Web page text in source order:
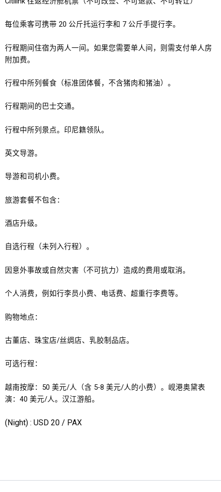
每位乘客可携带 20 公斤托运行李和 7 公斤手提行李。
行程期间住宿为两人一间。如果您需要单人间，则需支付单人房
附加费。
行程中所列餐食（标准团体餐，不含猪肉和猪油）。
行程期间的巴士交通。
行程中所列景点。印尼籍领队。
英文导游。
导游和司机小费。
旅游套餐不包含：
酒店升级。
自选行程（未列入行程）。
因意外事故或自然灾害（不可抗力）造成的费用或取消。
个人消费，例如行李员小费、电话费、超重行李费等。
购物地点：
古董店、珠宝店/丝绸店、乳胶制品店。
可选行程：
越南按摩：50 美元/人（含 5-8 美元/人的小费）。岘港奥黛表
演：40 美元/人。汉江游船。
(Night) : USD 20 / PAX